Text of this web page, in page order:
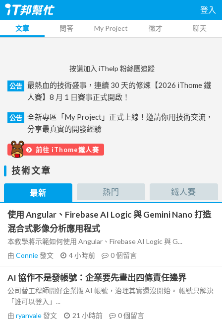
登入
文章 問答 My Project 徵才 聊天
按讚加入 iThelp 粉絲團追蹤
公告
最熱血的技術盛事，連續 30 天的修煉【2026 iThome 鐵
人賽】8 月 1 日賽事正式開啟！
公告
全新專區「My Project」正式上線！邀請你用技術交流，
分享最真實的開發經驗
前往 iThome鐵人賽
技術文章
最新 熱門 鐵人賽
使用 Angular、Firebase AI Logic 與 Gemini Nano 打造
混合式影像分析應用程式
本教學將示範如何使用 Angular、Firebase AI Logic 與 G...
由 Connie發文 4 小時前 0個留言
AI 協作不是發帳號：企業要先畫出四條責任邊界
公司替工程師開好企業版 AI 帳號，治理其實還沒開始。 帳號只解決
「誰可以登入」...
由 ryanvale發文 21 小時前 0個留言